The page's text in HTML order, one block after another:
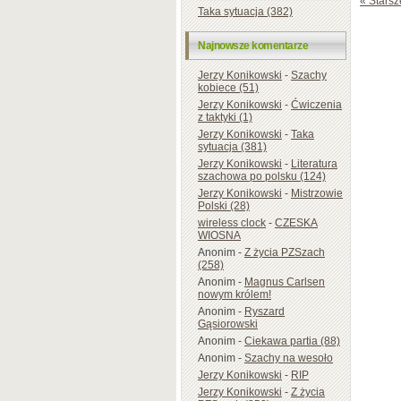
Taka sytuacja (382)
Najnowsze komentarze
Jerzy Konikowski-Szachy
kobiece (51)
Jerzy Konikowski-Ćwiczenia
z taktyki (1)
Jerzy Konikowski-Taka
sytuacja (381)
Jerzy Konikowski-Literatura
szachowa po polsku (124)
Jerzy Konikowski-Mistrzowie
Polski (28)
wireless clock-CZESKA
WIOSNA
Anonim-Z życia PZSzach
(258)
Anonim-Magnus Carlsen
nowym królem!
Anonim-Ryszard
Gąsiorowski
Anonim-Ciekawa partia (88)
Anonim-Szachy na wesoło
Jerzy Konikowski-RIP
Jerzy Konikowski-Z życia